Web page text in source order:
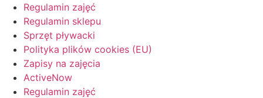
Regulamin zajęć
Regulamin sklepu
Sprzęt pływacki
Polityka plików cookies (EU)
Zapisy na zajęcia
ActiveNow
Regulamin zajęć